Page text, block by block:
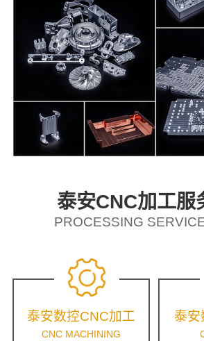
泰安CNC加工服
PROCESSING
泰安数控CNC加工
CNC MACHINING
泰安